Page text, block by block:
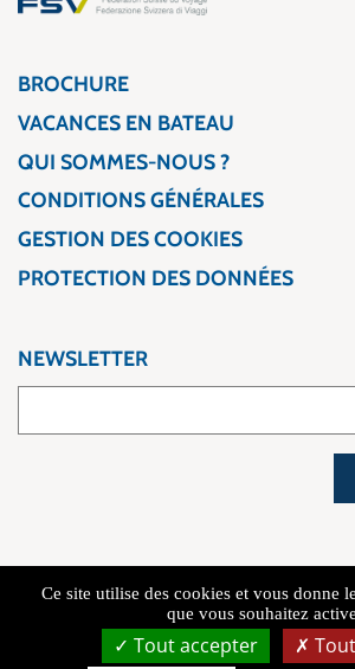
BROCHURE
VACANCES EN BATEAU
QUI SOMMES-NOUS ?
CONDITIONS GÉNÉRALES
GESTION DES COOKIES
PROTECTION DES DONNÉES
NEWSLETTER
Ce site utilise des cookies et vous donne
que vous souhaitez
Tout accepter